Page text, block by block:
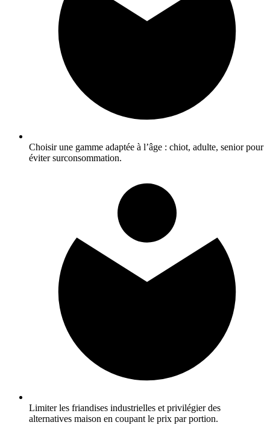
Choisir une gamme adaptée à l’âge : chiot, adulte, senior pour
éviter surconsommation.
Limiter les friandises industrielles et privilégier des
alternatives maison en coupant le prix par portion.